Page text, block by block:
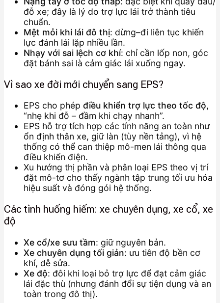
đỗ xe; đây là lý do trợ lực lái trở thành tiêu
chuẩn.
Mệt mỏi khi lái đô thị: dừng–đi liên tục khiến
lực đánh lái lặp nhiều lần.
Nhạy với sai lệch cơ khí: chỉ cần lốp non, góc
đặt bánh sai là cảm giác lái xuống ngay.
Vì sao xe đời mới chuyển sang EPS?
EPS cho phép điều khiển trợ lực theo tốc độ,
“nhẹ khi đỗ – đầm khi chạy nhanh”.
EPS hỗ trợ tích hợp các tính năng an toàn như
ổn định thân xe, giữ làn (tùy nền tảng), vì hệ
thống có thể can thiệp mô-men lái thông qua
điều khiển điện.
Xu hướng thị phần và phân loại EPS theo vị trí
đặt mô-tơ cho thấy ngành tập trung tối ưu hóa
hiệu suất và đóng gói hệ thống.
Các tình huống hiếm: xe chuyên dụng, xe cổ, xe
độ
Xe cổ/xe sưu tầm: giữ nguyên bản.
Xe chuyên dụng tối giản: ưu tiên độ bền cơ
khí, dễ sửa.
Xe độ: đôi khi loại bỏ trợ lực để đạt cảm giác
lái đặc thù (nhưng đánh đổi sự tiện dụng và an
toàn trong đô thị).